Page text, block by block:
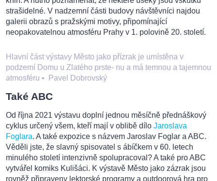
strašidelné. V nadzemní části budovy návštěvníci najdou
galerii obrazů s pražskými motivy, připomínající
neopakovatelnou atmosféru Prahy v 1. polovině 20. století.
Hlavní část výstavy Město jako přízrak je umístěna v
podzemí Domu u Zlatého prste- nu a má temnou a tajemnou
atmosféru • Pavel Dobrovský
Také ABC
Od října 2021 výstavu doplní jednou měsíčně přednáškový
cyklus určený všem, kteří mají v oblibě dílo Jaroslava
Foglara. A také expozice s názvem Jaroslav Foglar a ABC.
Věděli jste, že slavný spisovatel s ábíčkem v 60. letech
minulého století intenzivně spolupracoval? A také pro ABC
vytvářel komiks Kulišáci. K výstavě Město jako zázrak jsou
rovněž připraveny lektorské programy a outdoorová hra pro